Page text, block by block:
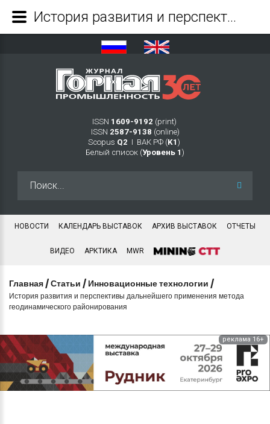
ISSN 1609-9192 (print)
ISSN 2587-9138 (online)
Scopus Q2 Ι ВАК РФ (K1 )
Белый список (Уровень 1 )
НОВОСТИ КАЛЕНДАРЬ ВЫСТАВОК АРХИВ ВЫСТАВОК ОТЧЕТЫ
ВИДЕО АРКТИКА MWR
Главная /Статьи / Инновационные технологии /
История развития и перспективы дальнейшего применения метода
геодинамического районирования
реклама 16+
История развития и перспективы дальнейшего применения метода геодинамического районирования - Журнал Горная промышленность